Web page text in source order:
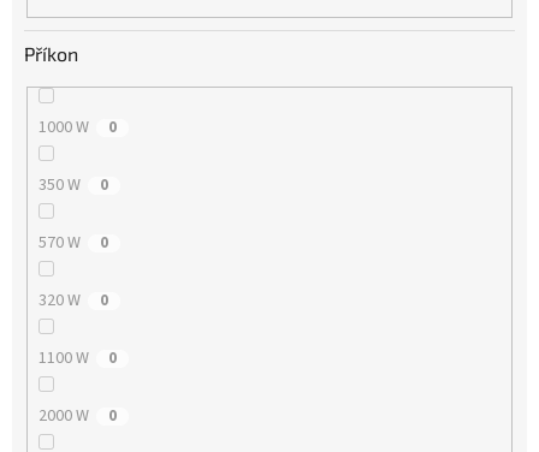
Příkon
1000 W 0
350 W 0
570 W 0
320 W 0
1100 W 0
2000 W 0